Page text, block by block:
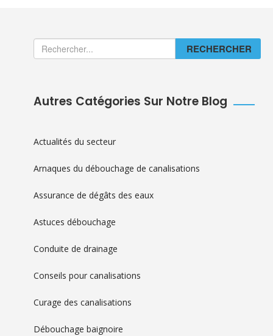
RECHERCHER
Autres Catégories Sur Notre Blog
Actualités du secteur
Arnaques du débouchage de canalisations
Assurance de dégâts des eaux
Astuces débouchage
Conduite de drainage
Conseils pour canalisations
Curage des canalisations
Débouchage baignoire